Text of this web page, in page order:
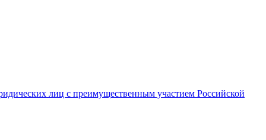
лиц с преимущественным участием Российской